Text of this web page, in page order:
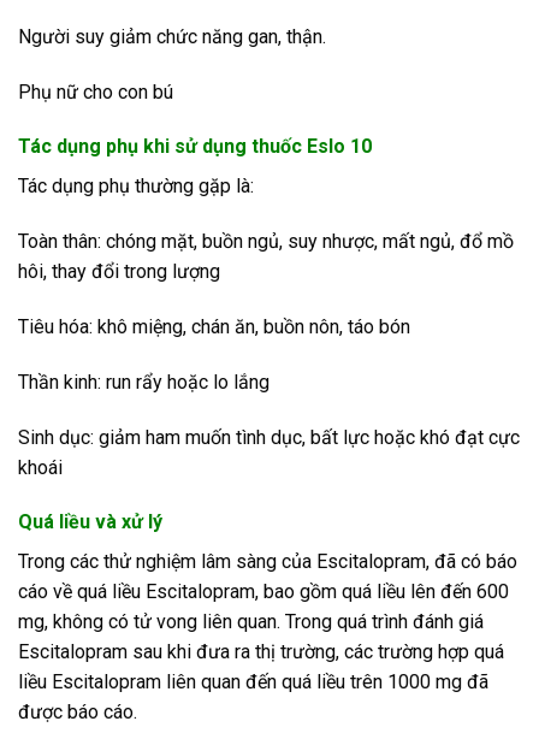
Người suy giảm chức năng gan, thận.
Phụ nữ cho con bú
Tác dụng phụ khi sử dụng thuốc Eslo 10
Tác dụng phụ thường gặp là:
Toàn thân: chóng mặt, buồn ngủ, suy nhược, mất ngủ, đổ mồ
hôi, thay đổi trong lượng
Tiêu hóa: khô miệng, chán ăn, buồn nôn, táo bón
Thần kinh: run rẩy hoặc lo lắng
Sinh dục: giảm ham muốn tình dục, bất lực hoặc khó đạt cực
khoái
Quá liều và xử lý
Trong các thử nghiệm lâm sàng của Escitalopram, đã có báo
cáo về quá liều Escitalopram, bao gồm quá liều lên đến 600
mg, không có tử vong liên quan. Trong quá trình đánh giá
Escitalopram sau khi đưa ra thị trường, các trường hợp quá
liều Escitalopram liên quan đến quá liều trên 1000 mg đã
được báo cáo.